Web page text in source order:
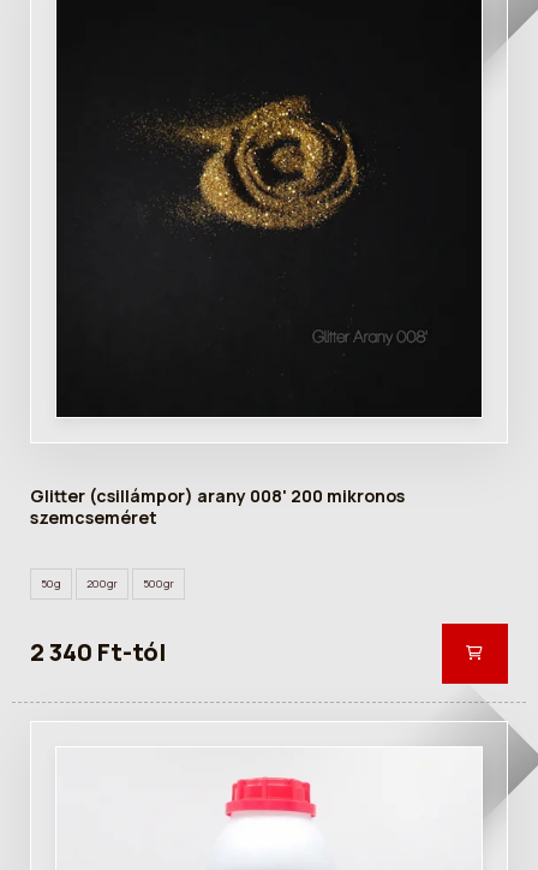
Glitter (csillámpor) arany 008' 200 mikronos
szemcseméret
50g 200gr 500gr
2 340 Ft-tól